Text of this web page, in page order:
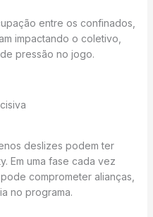
entre os confinados,
impactando o coletivo,
pressão no jogo.
deslizes podem ter
Em uma fase cada vez
comprometer alianças,
no programa.